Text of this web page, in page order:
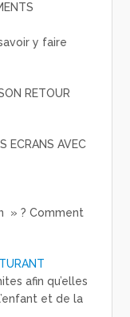
y faire
RETOUR
ECRANS AVEC
» ? Comment
afin qu’elles
et de la